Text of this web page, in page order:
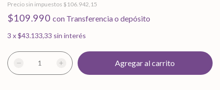
Precio sin impuestos $106.942,15
$109.990 con Transferencia o depósito
3 x$43.133,33 sin interés